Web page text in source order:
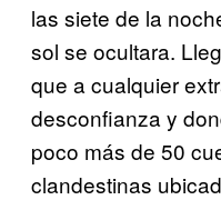
las siete de la
sol se ocultara.
que a cualquier
desconfianza y
poco más de 50
clandestinas